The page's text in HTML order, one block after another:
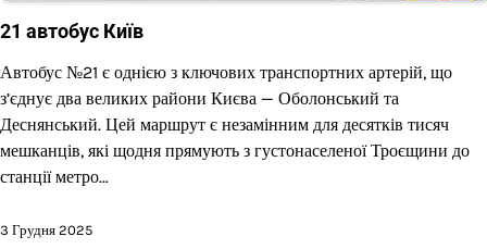
21 автобус Київ
Автобус №21 є однією з ключових транспортних артерій, що
з’єднує два великих райони Києва — Оболонський та
Деснянський. Цей маршрут є незамінним для десятків тисяч
мешканців, які щодня прямують з густонаселеної Троєщини до
станції метро…
3 Грудня 2025